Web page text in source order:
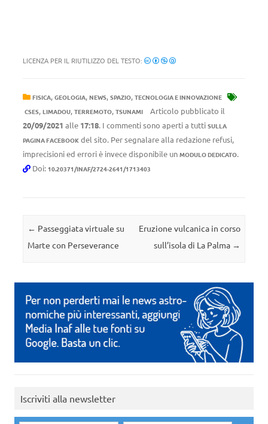
LICENZA PER IL RIUTILIZZO DEL TESTO:
FISICA, GEOLOGIA, NEWS, SPAZIO, TECNOLOGIA E INNOVAZIONE
CSES, LIMADOU, TERREMOTO, TSUNAMI
Articolo pubblicato il
20/09/2021 alle 17:18. I commenti sono aperti a tutti SULLA
PAGINA FACEBOOK del sito. Per segnalare alla redazione refusi,
imprecisioni ed errori è invece disponibile un MODULO DEDICATO.
Doi: 10.20371/INAF/2724-2641/1713403
Navigazione articolo
← Passeggiata virtuale su
Marte con Perseverance
Eruzione vulcanica in corso
sull’isola di La Palma →
Iscriviti alla newsletter